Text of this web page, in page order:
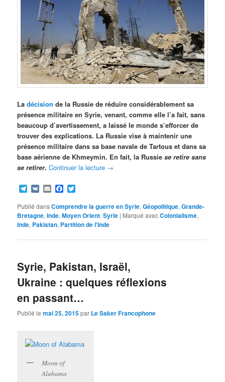
Ladécision de la Russie de réduire considérablement sa
présence militaire en Syrie, venant, comme elle l’a fait, sans
beaucoup d’avertissement, a laissé le monde s’efforcer de
trouver des explications. La Russie vise à maintenir une
présence militaire dans sa base navale de Tartous et dans sa
base aérienne de Khmeymin. En fait, la Russiese retire sans
se retirer. Continuer la lecture →
Telegram
VK EmailFacebook
Publié dansComprendre la guerre en Syrie,Géopolitique,Grande-
Bretagne,Inde,Moyen Orient,Syrie | Marqué avecColonialisme,
inde, Pakistan, Partition de l'Inde
Syrie, Pakistan, Israël,
Ukraine : quelques réflexions
en passant…
Publié lemai 25, 2015par Le Saker Francophone
Moon of
Alabama